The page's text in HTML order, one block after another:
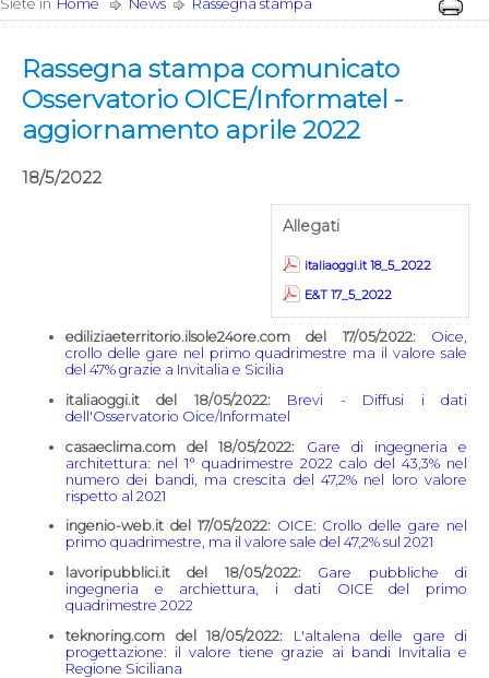
Siete in Home News Rassegna stampa
Rassegna stampa comunicato
Osservatorio OICE/Informatel -
aggiornamento aprile 2022
18/5/2022
Allegati
italiaoggi.it 18_5_2022
E&T 17_5_2022
ediliziaeterritorio.ilsole24ore.com del 17/05/2022:
Oice,
crollo delle gare nel primo quadrimestre ma il valore sale
del 47% grazie a Invitalia e Sicilia
italiaoggi.it del 18/05/2022: Brevi - Diffusi i dati
dell'Osservatorio Oice/Informatel
casaeclima.com del 18/05/2022: Gare di ingegneria e
architettura: nel 1° quadrimestre 2022 calo del 43,3% nel
numero dei bandi, ma crescita del 47,2% nel loro valore
rispetto al 2021
ingenio-web.it del 17/05/2022: OICE: Crollo delle gare nel
primo quadrimestre, ma il valore sale del 47,2% sul 2021
lavoripubblici.it del 18/05/2022:
Gare pubbliche di
ingegneria e archiettura, i dati OICE del primo
quadrimestre 2022
teknoring.com del 18/05/2022: L'altalena delle gare di
progettazione: il valore tiene grazie ai bandi Invitalia e
Regione Siciliana